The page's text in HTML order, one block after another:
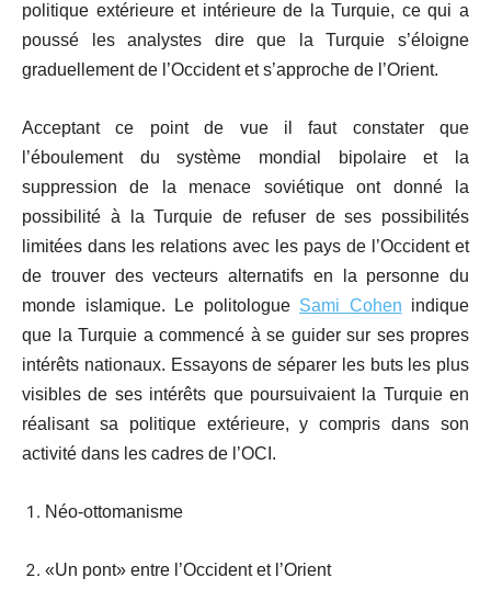
politique extérieure et intérieure de la Turquie, ce qui a
poussé les analystes dire que la Turquie s’éloigne
graduellement de l’Occident et s’approche de l’Orient.
Acceptant ce point de vue il faut constater que
l’éboulement du système mondial bipolaire et la
suppression de la menace soviétique ont donné la
possibilité à la Turquie de refuser de ses possibilités
limitées dans les relations avec les pays de l’Occident et
de trouver des vecteurs alternatifs en la personne du
monde islamique. Le politologue Sami Cohen indique
que la Turquie a commencé à se guider sur ses propres
intérêts nationaux. Essayons de séparer les buts les plus
visibles de ses intérêts que poursuivaient la Turquie en
réalisant sa politique extérieure, y compris dans son
activité dans les cadres de l’OCI.
Néo-ottomanisme
«Un pont» entre l’Occident et l’Orient